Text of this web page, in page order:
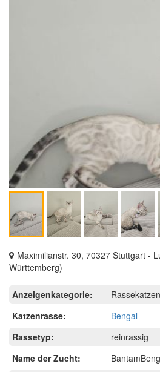
Maximilianstr. 30, 70327 Stuttgart -
Württemberg)
Anzeigenkategorie:
Rassekatzen
Katzenrasse:
Bengal
Rassetyp:
reinrassig
Name der Zucht: